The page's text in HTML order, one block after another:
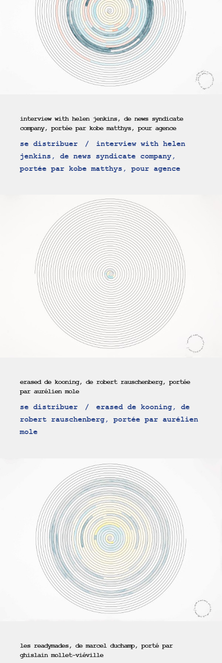
interview with helen jenkins, de news syndicate
company, portée par kobe matthys, pour agence
se distribuer
interview with helen
jenkins, de news syndicate company,
portée par kobe matthys, pour agence
erased de kooning, de robert rauschenberg, portée
par aurélien mole
se distribuer
erased de kooning, de
robert rauschenberg, portée par aurélien
mole
les readymades, de marcel duchamp, porté par
ghislain mollet-viéville